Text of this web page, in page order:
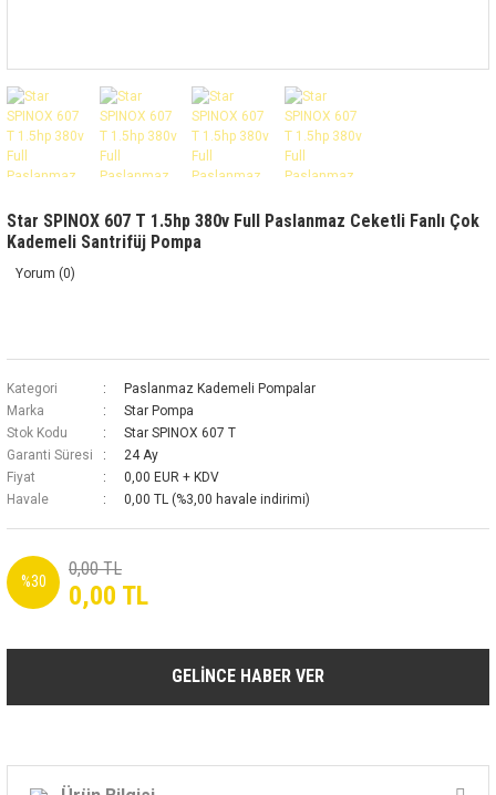
Star SPINOX 607 T 1.5hp 380v Full Paslanmaz Ceketli Fanlı Çok
Kademeli Santrifüj Pompa
Yorum (0)
Kategori
Paslanmaz Kademeli Pompalar
Marka
Star Pompa
Stok Kodu
Star SPINOX 607 T
Garanti Süresi
24 Ay
Fiyat
0,00 EUR + KDV
Havale
0,00 TL (%3,00 havale indirimi)
%30
0,00 TL
0,00 TL
GELİNCE HABER VER